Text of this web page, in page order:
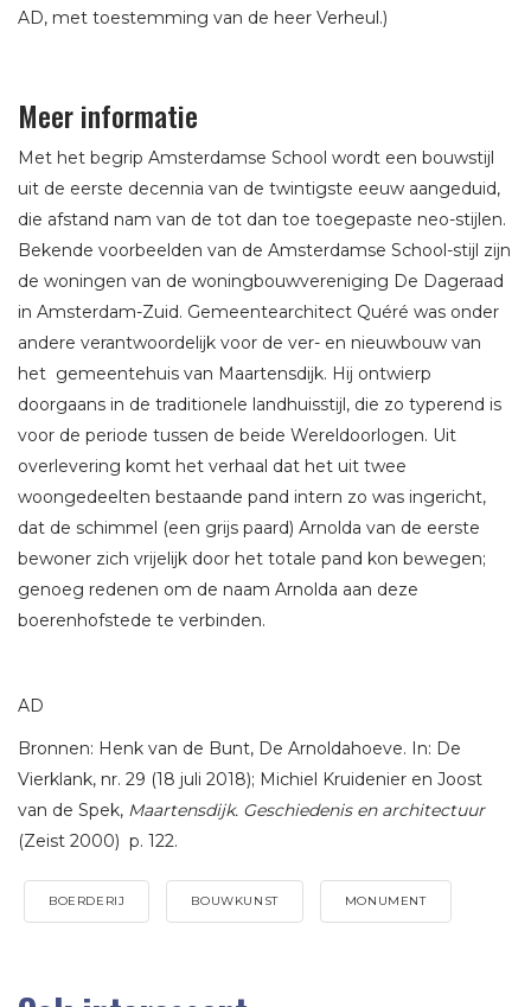
AD, met toestemming van de heer Verheul.)
Meer informatie
Met het begrip Amsterdamse School wordt een bouwstijl
uit de eerste decennia van de twintigste eeuw aangeduid,
die afstand nam van de tot dan toe toegepaste neo-stijlen.
Bekende voorbeelden van de Amsterdamse School-stijl zijn
de woningen van de woningbouwvereniging De Dageraad
in Amsterdam-Zuid. Gemeentearchitect Quéré was onder
andere verantwoordelijk voor de ver- en nieuwbouw van
het gemeentehuis van Maartensdijk. Hij ontwierp
doorgaans in de traditionele landhuisstijl, die zo typerend is
voor de periode tussen de beide Wereldoorlogen. Uit
overlevering komt het verhaal dat het uit twee
woongedeelten bestaande pand intern zo was ingericht,
dat de schimmel (een grijs paard) Arnolda van de eerste
bewoner zich vrijelijk door het totale pand kon bewegen;
genoeg redenen om de naam Arnolda aan deze
boerenhofstede te verbinden.
AD
Bronnen: Henk van de Bunt, De Arnoldahoeve. In: De
Vierklank, nr. 29 (18 juli 2018); Michiel Kruidenier en Joost
van de Spek, Maartensdijk. Geschiedenis en architectuur
(Zeist 2000) p. 122.
BOERDERIJ BOUWKUNST MONUMENT